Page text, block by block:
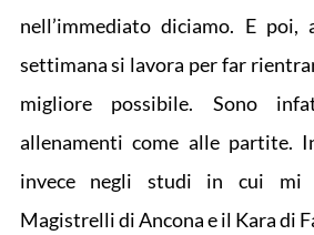
nell’immediato diciamo. E poi,
settimana si lavora per far
migliore possibile. Sono
allenamenti come alle partite.
invece negli studi in cui mi
Magistrelli di Ancona e il Kara di